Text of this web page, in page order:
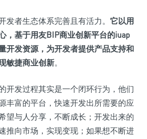
发者生态体系完善且有活力。 它以用
，基于用友BIP商业创新平台的iuap
开发资源，为开发者提供产品支持和
敏捷商业创新。
开发过程其实是一个闭环行为，他们
丰富的平台，快速开发出所需要的应
望与人分享，不断成长；开发出来的
推向市场，实现变现；如果想不断进